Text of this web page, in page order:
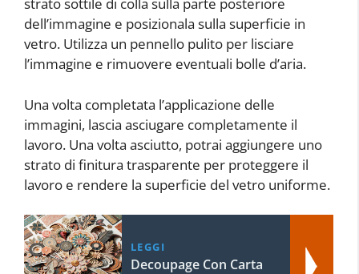
dell’immagine e posizionala sulla superficie in
vetro. Utilizza un pennello pulito per lisciare
l’immagine e rimuovere eventuali bolle d’aria.
Una volta completata l’applicazione delle
immagini, lascia asciugare completamente il
lavoro. Una volta asciutto, potrai aggiungere uno
strato di finitura trasparente per proteggere il
lavoro e rendere la superficie del vetro uniforme.
LEGGI
Decoupage Con Carta